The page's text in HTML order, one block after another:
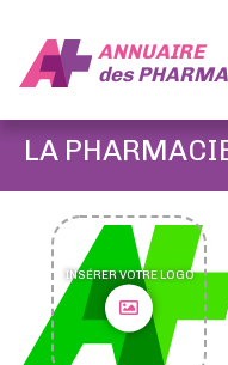
ANNUAIRE
des
LA
INSÉRER VOTRE LOGO